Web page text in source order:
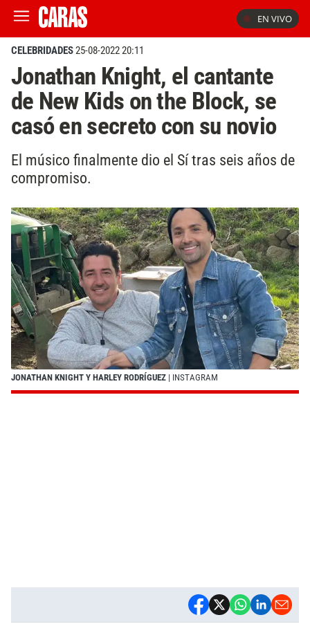
EN VIVO
CELEBRIDADES25-08-2022 20:11
Jonathan Knight, el cantante
de New Kids on the Block, se
casó en secreto con su novio
El músico finalmente dio el Sí tras seis años de
compromiso.
JONATHAN KNIGHT Y HARLEY RODRÍGUEZ | INSTAGRAM